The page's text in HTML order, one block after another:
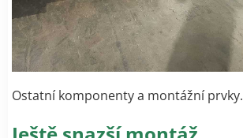
Ostatní komponenty a montážní prvky.